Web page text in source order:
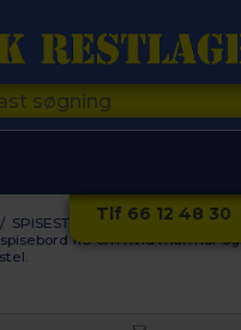
Tlf 66 12 48 30
/ SPISESTUE / SPISEBORDE /
110 cm hvid marmor og